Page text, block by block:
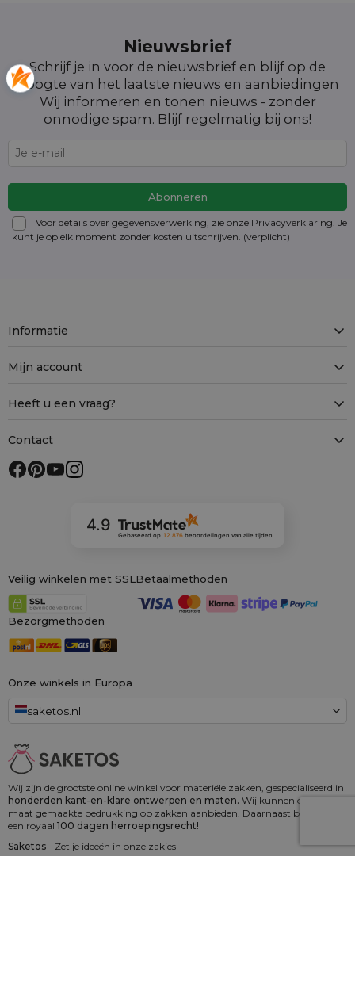
Nieuwsbrief
Schrijf je in voor de nieuwsbrief en blijf op de
hoogte van het laatste nieuws en aanbiedingen
Wij informeren en tonen nieuws - zonder
onnodige spam. Blijf regelmatig bij ons!
Voor details over gegevensverwerking, zie onze Privacyverklaring. Je
kunt je op elk moment zonder kosten uitschrijven. (verplicht)
Wij zijn de grootste online winkel voor materiële zakken, gespecialiseerd in
honderden kant-en-klare ontwerpen en maten. Wij kunnen ook op
maat gemaakte bedrukking op zakken aanbieden. Daarnaast bieden wij
een royaal 100 dagen herroepingsrecht!
Saketos - Zet je ideeën in onze zakjes
Onze winkels in Europa
saketos.nl
Informatie
Mijn account
Heeft u een vraag?
Contact
4.9
Gebaseerd op 12 876beoordelingen van alle tijden
Veilig winkelen met SSLBetaalmethoden
Bezorgmethoden